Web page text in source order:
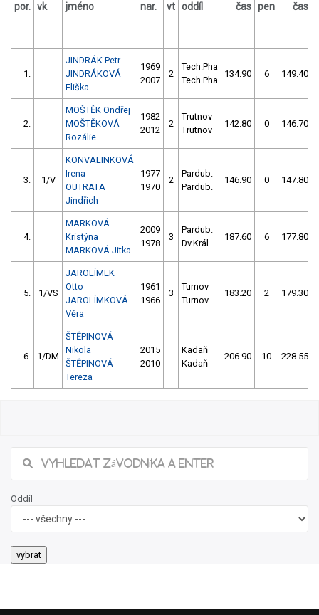
por. vk jméno nar. vt oddíl čas pen čas
1.
JINDRÁK Petr
JINDRÁKOVÁ
Eliška
1969
2007
2
Tech.Pha
Tech.Pha
134.90 6 149.40
2.
MOŠTĚK Ondřej
MOŠTĚKOVÁ
Rozálie
1982
2012
2
Trutnov
Trutnov
142.80 0 146.70
3. 1/V
KONVALINKOVÁ
Irena
OUTRATA
Jindřich
1977
1970
2
Pardub.
Pardub.
146.90 0 147.80
4.
MARKOVÁ
Kristýna
MARKOVÁ Jitka
2009
1978
3
Pardub.
Dv.Král.
187.60 6 177.80
5. 1/VS
JAROLÍMEK
Otto
JAROLÍMKOVÁ
Věra
1961
1966
3
Turnov
Turnov
183.20 2 179.30
6. 1/DM
ŠTĚPINOVÁ
Nikola
ŠTĚPINOVÁ
Tereza
2015
2010
Kadaň
Kadaň
206.90 10 228.55
Oddíl